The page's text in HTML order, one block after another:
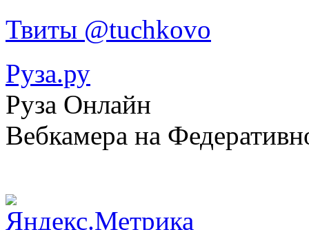
Твиты @tuchkovo
Руза.ру
Руза Онлайн
Вебкамера на